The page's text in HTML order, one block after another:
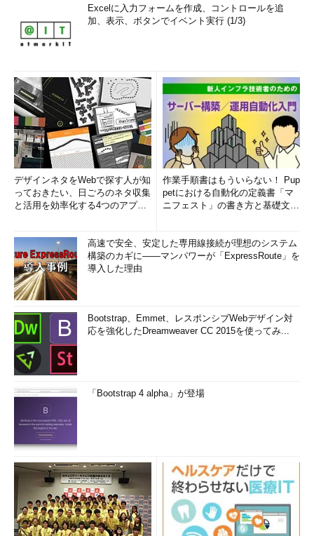
Excelに入力フォームを作成、コントロールを追
加、表示、ボタンでイベント実行 (1/3)
デザインネタをWebで探す人が知
っておきたい、日ごろのネタ収集
と活用を効率化する4つのアプリ
作業手順書はもういらない！ Pup
petにおける自動化の定義書「マ
ニフェスト」の書き方と基礎文法
高速で安全、安定した専用線接続が理想のシステム
構築のカギに――マンパワーが「ExpressRoute」を
導入した理由
Bootstrap、Emmet、レスポンシブWebデザイン対
応を強化したDreamweaver CC 2015を使ってみ...
「Bootstrap 4 alpha」が登場